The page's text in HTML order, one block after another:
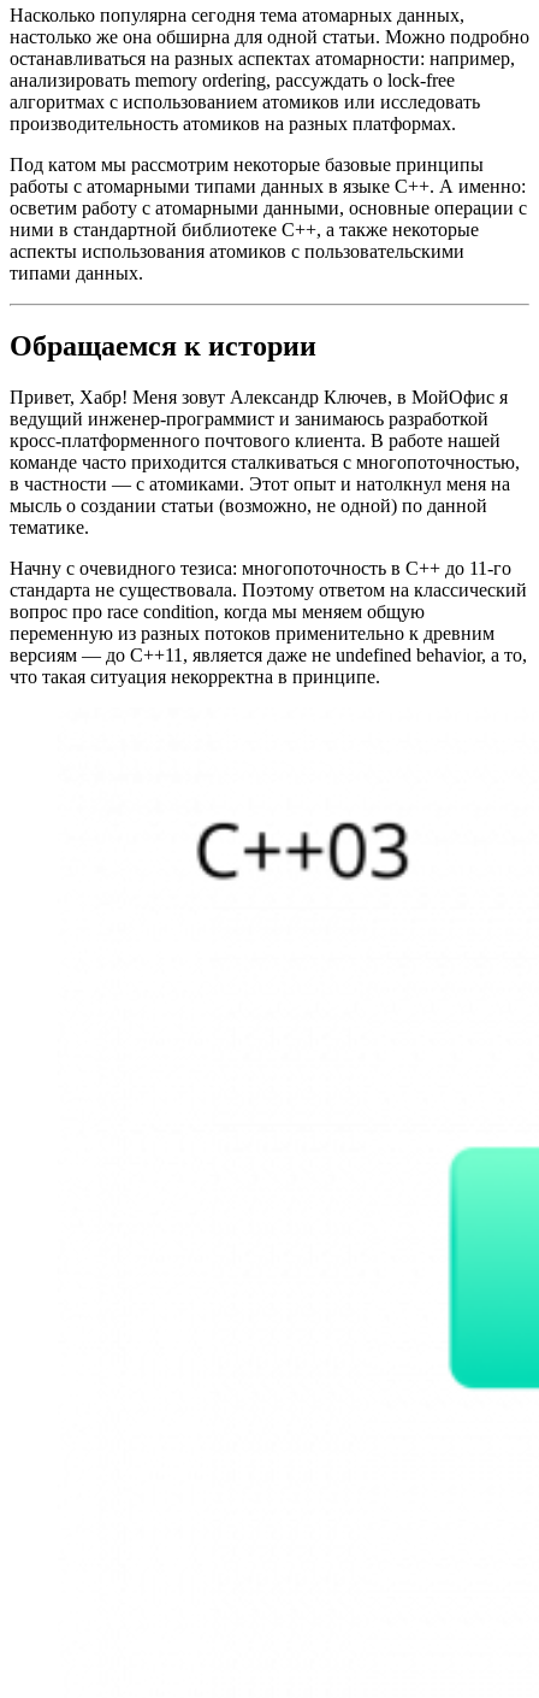
Насколько популярна сегодня тема атомарных данных,
настолько же она обширна для одной статьи. Можно подробно
останавливаться на разных аспектах атомарности: например,
анализировать memory ordering, рассуждать о lock-free
алгоритмах с использованием атомиков или исследовать
производительность атомиков на разных платформах.
Под катом мы рассмотрим некоторые базовые принципы
работы с атомарными типами данных в языке C++. А именно:
осветим работу с атомарными данными, основные операции с
ними в стандартной библиотеке C++, а также некоторые
аспекты использования атомиков с пользовательскими
типами данных.
Обращаемся к истории
Привет, Хабр! Меня зовут Александр Ключев, в МойОфис я
ведущий инженер-программист и занимаюсь разработкой
кросс-платформенного почтового клиента. В работе нашей
команде часто приходится сталкиваться с многопоточностью,
в частности — с атомиками. Этот опыт и натолкнул меня на
мысль о создании статьи (возможно, не одной) по данной
тематике.
Начну с очевидного тезиса: многопоточность в С++ до 11-го
стандарта не существовала. Поэтому ответом на классический
вопрос про race condition, когда мы меняем общую
переменную из разных потоков применительно к древним
версиям — до С++11, является даже не undefined behavior, а то,
что такая ситуация некорректна в принципе.